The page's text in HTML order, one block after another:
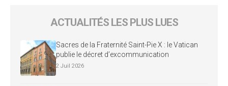
ACTUALITÉS LES PLUS LUES
Sacres de la Fraternité Saint-Pie X : le Vatican
publie le décret d’excommunication
2 Juil 2026